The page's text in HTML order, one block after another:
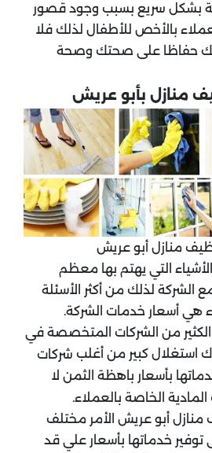
بشكل سريع بسبب وجود قصور
بالأخص للأطفال لذلك فلا
حفاظا على صحتك وصحة
منازل بأبو عريش
منازل أبو عريش
الأشياء التي يهتم بها معظم
الشركة لذلك من أكثر الأسئلة
هي أسعار خدمات الشركة.
من الشركات المتخصصة في
استغلال كبير من أغلب شركات
بأسعار باهظة الثمن لا
الخاصة بالعملاء.
أبو عريش الأمر مختلف
خدماتها بأسعار علي قد